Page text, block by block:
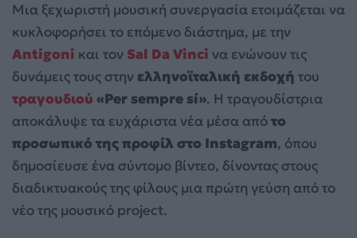
Μια ξεχωριστή μουσική συνεργασία ετοιμάζεται να
κυκλοφορήσει το επόμενο διάστημα, με την
Antigoni και τον Sal Da Vinci να ενώνουν τις
δυνάμεις τους στην ελληνοϊταλική εκδοχή του
τραγουδιού «Per sempre sí». Η τραγουδίστρια
αποκάλυψε τα ευχάριστα νέα μέσα απότο
προσωπικό της προφίλ στο Instagram, όπου
δημοσίευσε ένα σύντομο βίντεο, δίνοντας στους
διαδικτυακούς της φίλους μια πρώτη γεύση από το
νέο της μουσικό project.